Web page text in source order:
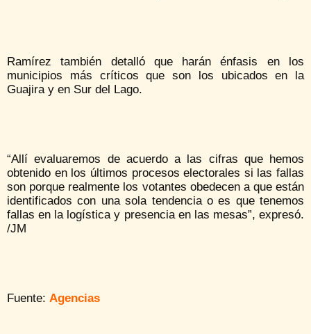
Ramírez también detalló que harán énfasis en los
municipios más críticos que son los ubicados en la
Guajira y en Sur del Lago.
“Allí evaluaremos de acuerdo a las cifras que hemos
obtenido en los últimos procesos electorales si las fallas
son porque realmente los votantes obedecen a que están
identificados con una sola tendencia o es que tenemos
fallas en la logística y presencia en las mesas”, expresó.
/JM
Fuente: Agencias